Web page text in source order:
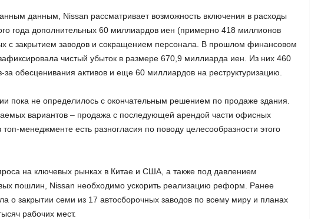
данным, Nissan рассматривает возможность включения в расходы
года дополнительных 60 миллиардов иен (примерно 418 миллионов
с закрытием заводов и сокращением персонала. В прошлом финансовом
чистый убыток в размере 670,9 миллиарда иен. Из них 460
обесценивания активов и еще 60 миллиардов на реструктуризацию.
пока не определилось с окончательным решением по продаже здания.
вариантов – продажа с последующей арендой части офисных
менеджменте есть разногласия по поводу целесообразности этого
на ключевых рынках в Китае и США, а также под давлением
пошлин, Nissan необходимо ускорить реализацию реформ. Ранее
о закрытии семи из 17 автосборочных заводов по всему миру и планах
рабочих мест.